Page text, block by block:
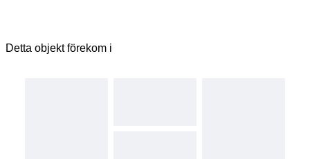
Detta objekt förekom i